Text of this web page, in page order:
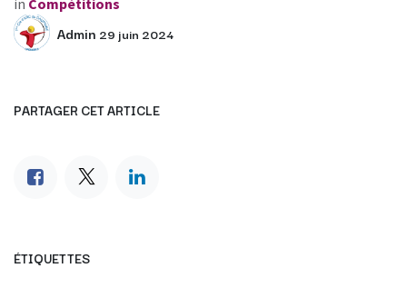
in Compétitions
Admin 29 juin 2024
PARTAGER CET ARTICLE
ÉTIQUETTES